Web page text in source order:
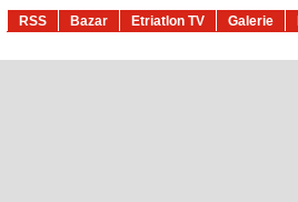
RSS Bazar Etriatlon TV Galerie